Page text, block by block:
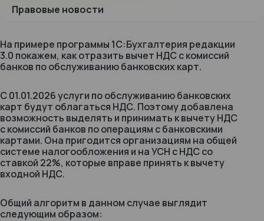
На примере программы 1С:Бухгалтерия редакции
3.0 покажем, как отразить вычет НДС с комиссий
банков по обслуживанию банковских карт.
С 01.01.2026 услуги по обслуживанию банковских
карт будут облагаться НДС. Поэтому добавлена
возможность выделять и принимать к вычету НДС
с комиссий банков по операциям с банковскими
картами. Она пригодится организациям на общей
системе налогообложения и на УСН с НДС со
ставкой 22%, которые вправе принять к вычету
входной НДС.
Общий алгоритм в данном случае выглядит
следующим образом:
Правовые новости